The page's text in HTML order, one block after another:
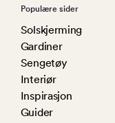
Populære sider
Solskjerming
Gardiner
Sengetøy
Interiør
Inspirasjon
Guider